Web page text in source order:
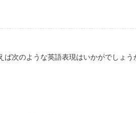
次のような英語表現はいかがでしょう